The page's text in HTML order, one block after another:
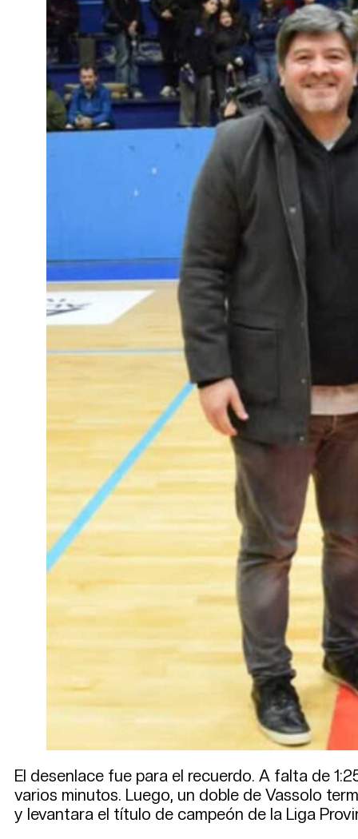
El desenlace fue para el recuerdo. A falta de
varios minutos. Luego, un doble de Vassolo
y levantara el título de campeón de la Liga